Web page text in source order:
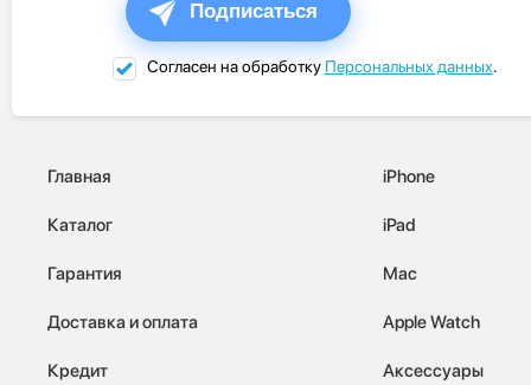
Подписаться
Согласен на обработку Персональных данных.
Главная
Каталог
Гарантия
Доставка и оплата
Кредит
iPhone
iPad
Mac
Apple Watch
Аксессуары